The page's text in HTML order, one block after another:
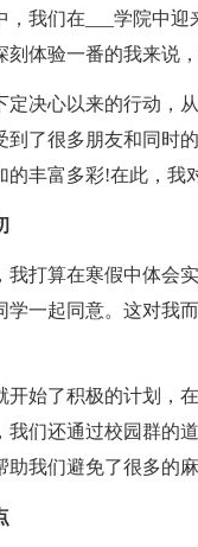
，我们在___学院中
刻体验一番的我来说
定决心以来的行动，
到了很多朋友和同时
的丰富多彩!在此，我
我打算在寒假中体会
学一起同意。这对我
开始了积极的计划，
我们还通过校园群的
我们避免了很多的麻